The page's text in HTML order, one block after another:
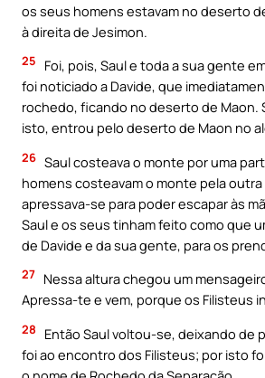
os seus homens estavam no deserto
à direita de Jesimon.
25
Foi, pois, Saul e toda a sua gente
foi noticiado a Davide, que
rochedo, ficando no deserto de Maon.
isto, entrou pelo deserto de Maon no
26 Saul costeava o monte por uma
homens costeavam o monte pela outra
apressava-se para poder escapar às
Saul e os seus tinham feito como que
de Davide e da sua gente, para os
27 Nessa altura chegou um
Apressa-te e vem, porque os Filisteus
28
Então Saul voltou-se, deixando de
foi ao encontro dos Filisteus; por isto